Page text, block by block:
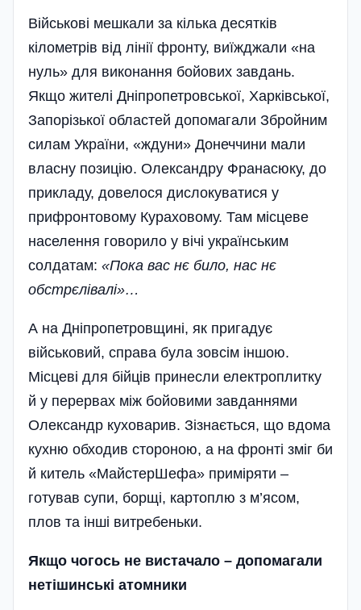
Військові мешкали за кілька десятків
кілометрів від лінії фронту, виїжджали «на
нуль» для виконання бойових завдань.
Якщо жителі Дніпропетровської, Харківської,
Запорізької областей допомагали Збройним
силам України, «ждуни» Донеччини мали
власну позицію. Олександру Франасюку, до
прикладу, довелося дислокуватися у
прифронтовому Кураховому. Там місцеве
населення говорило у вічі українським
солдатам: «Пока вас нє било, нас нє
обстрєлівалі»…
А на Дніпропетровщині, як пригадує
військовий, справа була зовсім іншою.
Місцеві для бійців принесли електроплитку
й у перервах між бойовими завданнями
Олександр куховарив. Зізнається, що вдома
кухню обходив стороною, а на фронті зміг би
й китель «МайстерШефа» приміряти –
готував супи, борщі, картоплю з м’ясом,
плов та інші витребеньки.
Якщо чогось не вистачало – допомагали
нетішинські атомники